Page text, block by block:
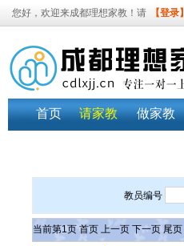
您好，欢迎来成都理想家教！请 【登录】
首页 请家教 做家教
教员编号
当前第1页 首页 上一页 下一页 尾页